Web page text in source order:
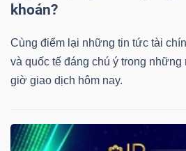
khoán?
Cùng điểm lại những tin tức tài
và quốc tế đáng chú ý trong
giờ giao dịch hôm nay.
NĂNG
LƯỢNG
NGUYÊN